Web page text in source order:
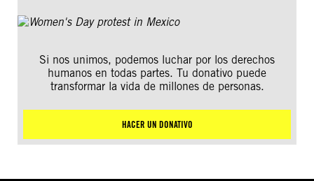
Si nos unimos, podemos luchar por los derechos
humanos en todas partes. Tu donativo puede
transformar la vida de millones de personas.
HACER UN DONATIVO